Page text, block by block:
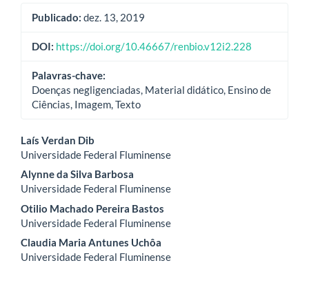
Publicado: dez. 13, 2019
DOI: https://doi.org/10.46667/renbio.v12i2.228
Palavras-chave:
Doenças negligenciadas, Material didático, Ensino de
Ciências, Imagem, Texto
Conteúdo
do
artigo
principal
Laís Verdan Dib
Universidade Federal Fluminense
Alynne da Silva Barbosa
Universidade Federal Fluminense
Otilio Machado Pereira Bastos
Universidade Federal Fluminense
Claudia Maria Antunes Uchôa
Universidade Federal Fluminense